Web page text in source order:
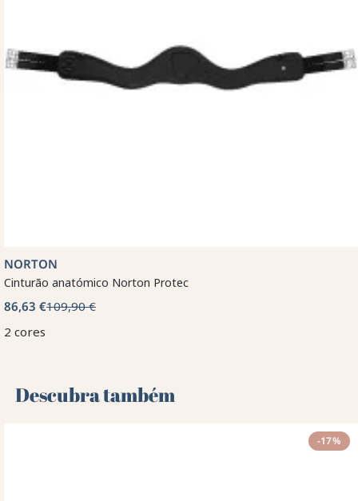
NORTON
Cinturão anatómico Norton Protec
86,63 €109,90 €
2 cores
Descubra também 🌻
-17%